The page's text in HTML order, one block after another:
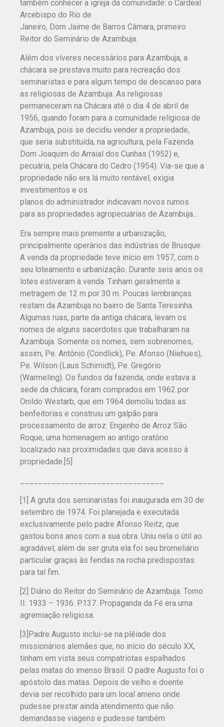
também conhecer a igreja da comunidade: o Cardeal
Arcebispo do Rio de
Janeiro, Dom Jaime de Barros Câmara, primeiro
Reitor do Seminário de Azambuja.
Além dos víveres necessários para Azambuja, a
chácara se prestava muito para recreação dos
seminaristas e para algum tempo de descanso para
as religiosas de Azambuja. As religiosas
permaneceram na Chácara até o dia 4 de abril de
1956, quando foram para a comunidade religiosa de
Azambuja, pois se decidiu vender a propriedade,
que seria substituída, na agricultura, pela Fazenda
Dom Joaquim do Arraial dos Cunhas (1952) e,
pecuária, pela Chácara do Cedro (1954). Via-se que a
propriedade não era lá muito rentável, exigia
investimentos e os
planos do administrador indicavam novos rumos
para as propriedades agropecuárias de Azambuja…
Era sempre mais premente a urbanização,
principalmente operários das indústrias de Brusque.
A venda da propriedade teve início em 1957, com o
seu loteamento e urbanização. Durante seis anos os
lotes estiveram à venda. Tinham geralmente a
metragem de 12 m por 30 m. Poucas lembranças
restam da Azambuja no bairro de Santa Teresinha.
Algumas ruas, parte da antiga chácara, levam os
nomes de alguns sacerdotes que trabalharam na
Azambuja. Somente os nomes, sem sobrenomes,
assim, Pe. Antônio (Condlick), Pe. Afonso (Niehues),
Pe. Wilson (Laus Schimidt), Pe. Gregório
(Warmeling). Os fundos da fazenda, onde estava a
sede da chácara, foram comprados em 1962 por
Onildo Westarb, que em 1964 demoliu todas as
benfeitorias e construiu um galpão para
processamento de arroz: Engenho de Arroz São
Roque, uma homenagem ao antigo oratório
localizado nas proximidades que dava acesso à
propriedade.[5]
[1] A gruta dos seminaristas foi inaugurada em 30 de
setembro de 1974. Foi planejada e executada
exclusivamente pelo padre Afonso Reitz, que
gastou bons anos com a sua obra. Uniu nela o útil ao
agradável; além de ser gruta ela foi seu bromeliário
particular graças às fendas na rocha predispostas
para tal fim.
[2] Diário do Reitor do Seminário de Azambuja. Tomo
II: 1933 – 1936. P.137. Propaganda da Fé era uma
agremiação religiosa.
[3]Padre Augusto inclui-se na plêiade dos
missionários alemães que, no início do século XX,
tinham em vista seus compatriotas espalhados
pelas matas do imenso Brasil. O padre Augusto foi o
apóstolo das matas. Depois de velho e doente
devia ser recolhido para um local ameno onde
pudesse prestar ainda atendimento que não
demandasse viagens e pudesse também